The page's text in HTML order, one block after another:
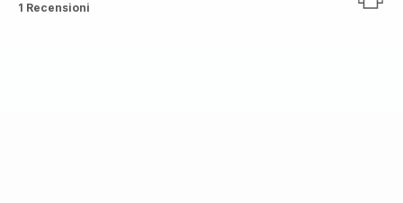
Recensione
1 Recensioni